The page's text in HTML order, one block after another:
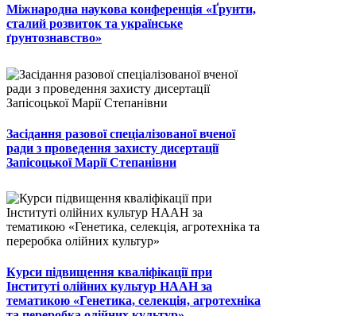
Міжнародна наукова конференція «Ґрунти,
сталий розвиток та українське
ґрунтознавство»
Засідання разової спеціалізованої вченої
ради з проведення захисту дисертації
Запісоцької Марії Степанівни
Курси підвищення кваліфікації при
Інституті олійних культур НААН за
тематикою «Генетика, селекція, агротехніка